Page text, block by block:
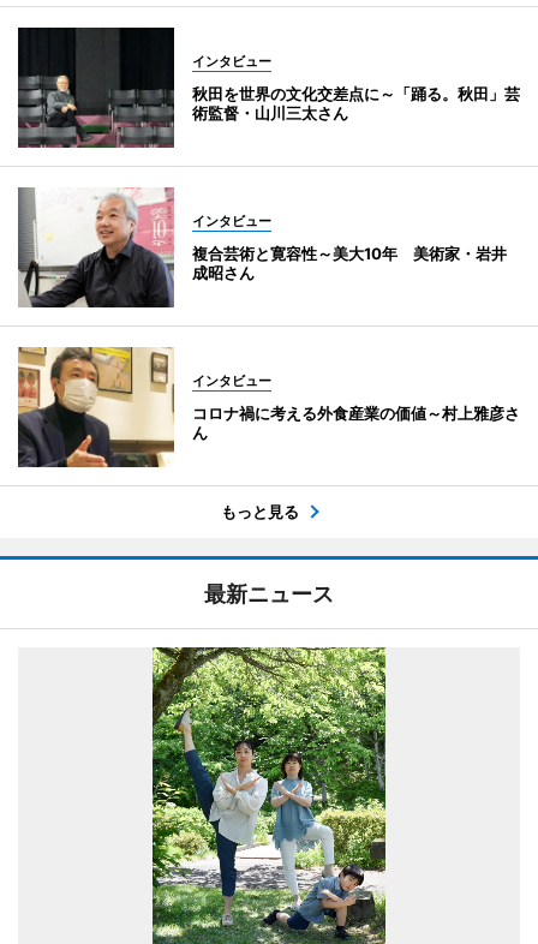
インタビュー
秋田を世界の文化交差点に～「踊る。秋田」芸
術監督・山川三太さん
インタビュー
複合芸術と寛容性～美大10年 美術家・岩井
成昭さん
インタビュー
コロナ禍に考える外食産業の価値～村上雅彦さ
ん
もっと見る
最新ニュース